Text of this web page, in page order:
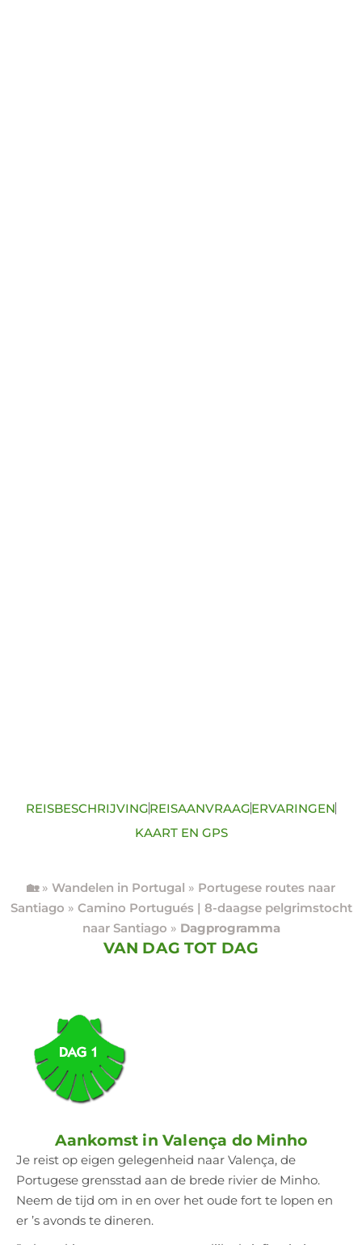
REISBESCHRIJVINGREISAANVRAAGERVARINGEN
KAART EN GPS
🏡» Wandelen in Portugal » Portugese routes naar
Santiago » Camino Portugués | 8-daagse pelgrimstocht
naar Santiago » Dagprogramma
VAN DAG TOT DAG
Aankomst in Valença do Minho
Je reist op eigen gelegenheid naar Valença, de
Portugese grensstad aan de brede rivier de Minho.
Neem de tijd om in en over het oude fort te lopen en
er ’s avonds te dineren.